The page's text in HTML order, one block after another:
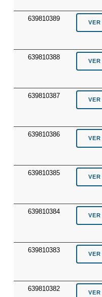
639810389
639810388
639810387
639810386
639810385
639810384
639810383
639810382